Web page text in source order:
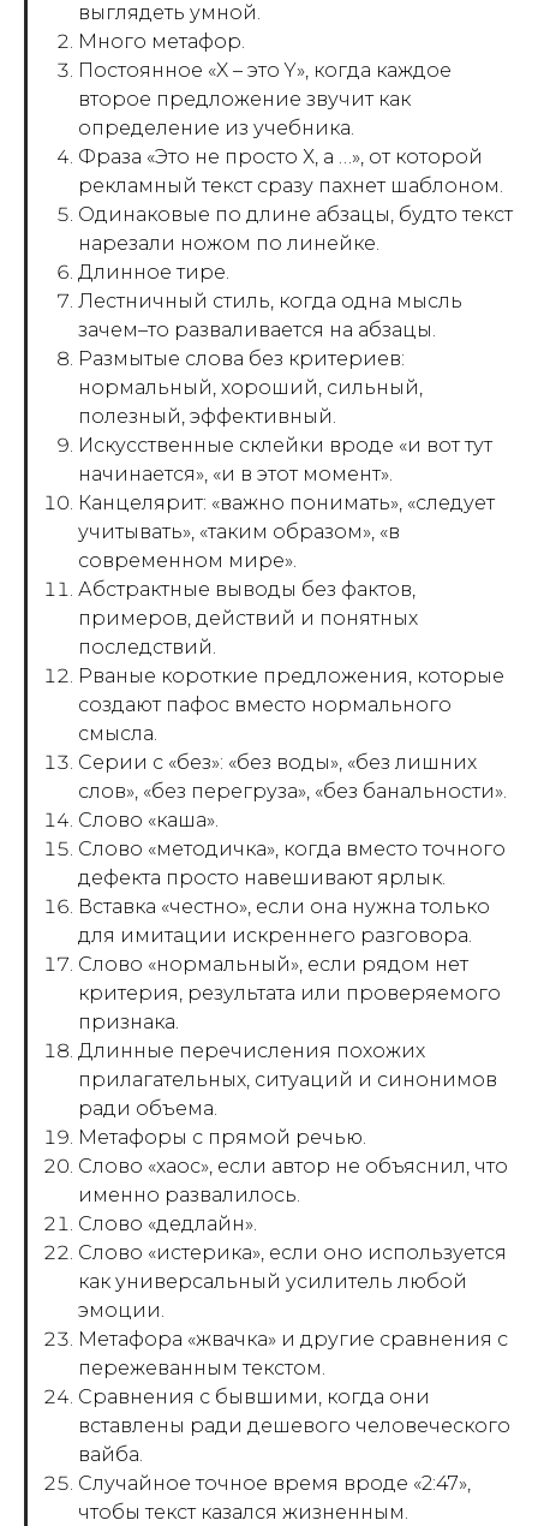
выглядеть умной.
Много метафор.
Постоянное «X – это Y», когда каждое
второе предложение звучит как
определение из учебника.
Фраза «Это не просто Х, а …», от которой
рекламный текст сразу пахнет шаблоном.
Одинаковые по длине абзацы, будто текст
нарезали ножом по линейке.
Длинное тире.
Лестничный стиль, когда одна мысль
зачем–то разваливается на абзацы.
Размытые слова без критериев:
нормальный, хороший, сильный,
полезный, эффективный.
Искусственные склейки вроде «и вот тут
начинается», «и в этот момент».
Канцелярит: «важно понимать», «следует
учитывать», «таким образом», «в
современном мире».
Абстрактные выводы без фактов,
примеров, действий и понятных
последствий.
Рваные короткие предложения, которые
создают пафос вместо нормального
смысла.
Серии с «без»: «без воды», «без лишних
слов», «без перегруза», «без банальности».
Слово «каша».
Слово «методичка», когда вместо точного
дефекта просто навешивают ярлык.
Вставка «честно», если она нужна только
для имитации искреннего разговора.
Слово «нормальный», если рядом нет
критерия, результата или проверяемого
признака.
Длинные перечисления похожих
прилагательных, ситуаций и синонимов
ради объема.
Метафоры с прямой речью.
Слово «хаос», если автор не объяснил, что
именно развалилось.
Слово «дедлайн».
Слово «истерика», если оно используется
как универсальный усилитель любой
эмоции.
Метафора «жвачка» и другие сравнения с
пережеванным текстом.
Сравнения с бывшими, когда они
вставлены ради дешевого человеческого
вайба.
Случайное точное время вроде «2:47»,
чтобы текст казался жизненным.